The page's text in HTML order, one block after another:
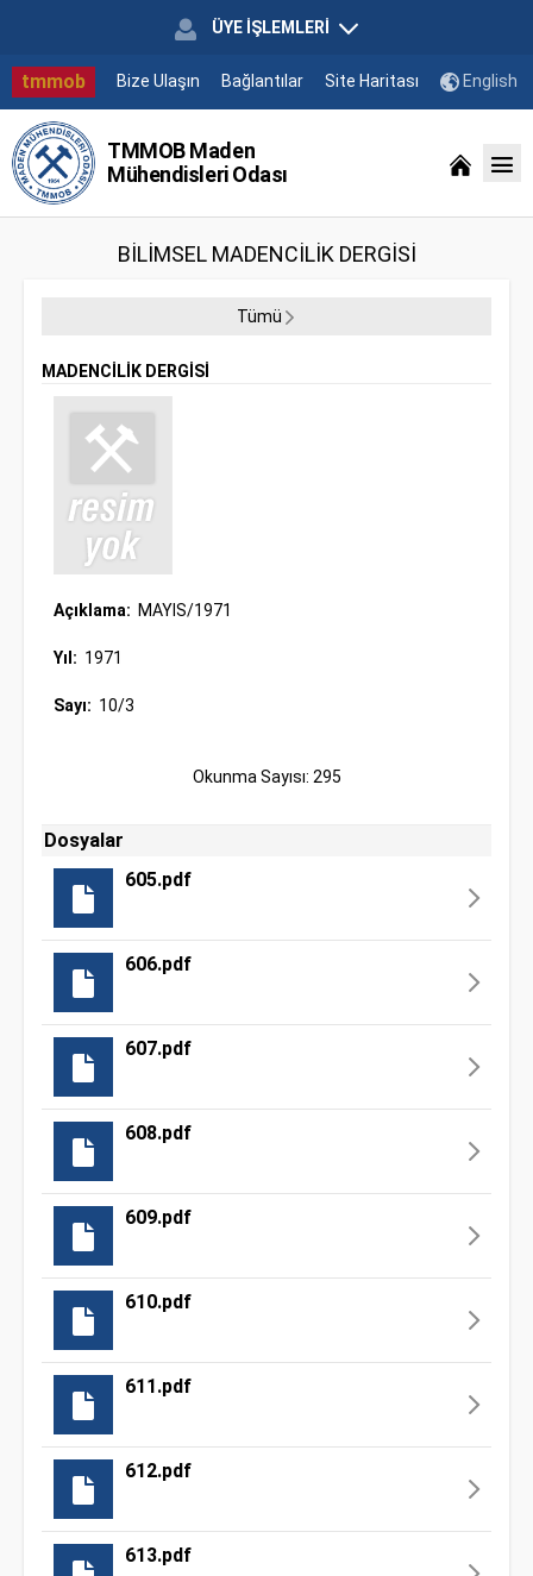
ÜYE İŞLEMLERİ
tmmob Bize Ulaşın Bağlantılar Site Haritası English
TMMOB Maden
Mühendisleri Odası
BİLİMSEL MADENCİLİK DERGİSİ
Tümü
MADENCİLİK DERGİSİ
Açıklama: MAYIS/1971
Yıl: 1971
Sayı: 10/3
Okunma Sayısı: 295
Dosyalar
605.pdf
606.pdf
607.pdf
608.pdf
609.pdf
610.pdf
611.pdf
612.pdf
613.pdf